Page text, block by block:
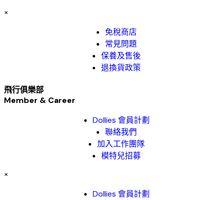
×
免稅商店
常見問題
保養及售後
退換貨政策
飛行俱樂部
Member & Career
Dollies 會員計劃
聯絡我們
加入工作團隊
模特兒招募
×
Dollies 會員計劃